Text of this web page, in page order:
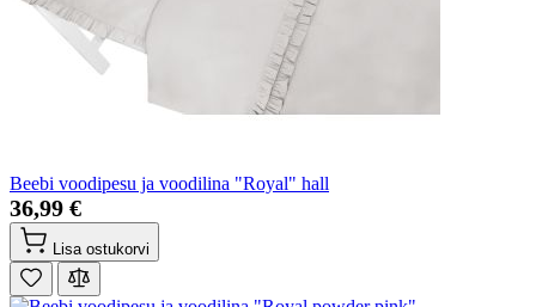
Beebi voodipesu ja voodilina "Royal" hall
36,99 €
Lisa ostukorvi